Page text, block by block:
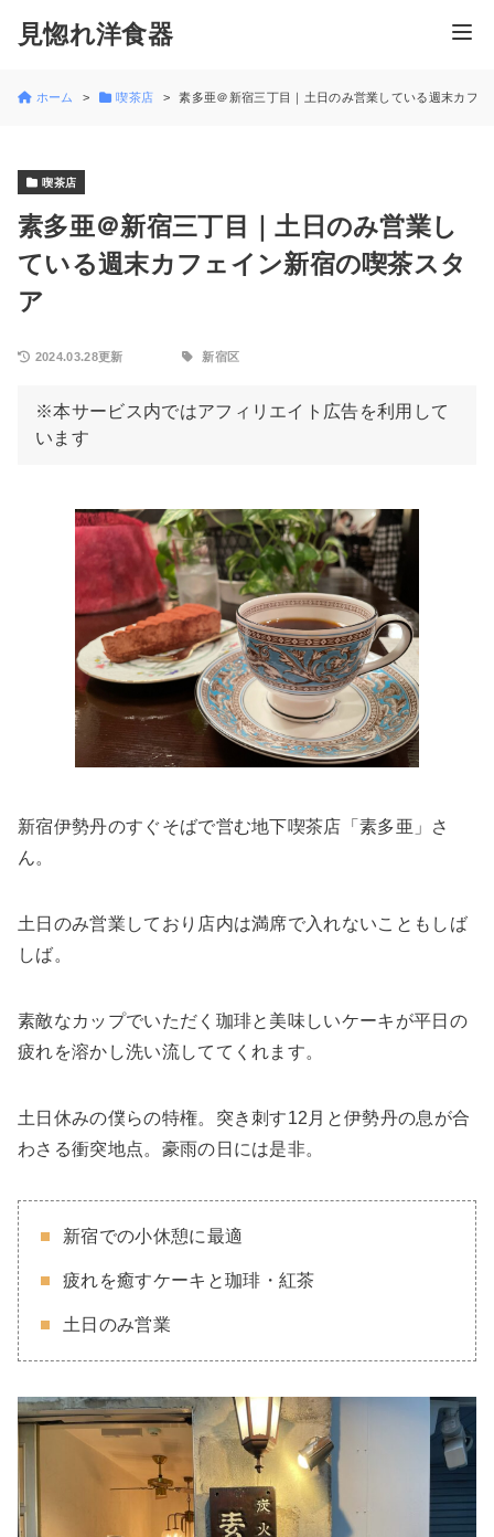
見惚れ洋食器
ホーム 喫茶店 素多亜＠新宿三丁目｜土日のみ営業している週末カフ
喫茶店
素多亜＠新宿三丁目｜土日のみ営業し
ている週末カフェイン新宿の喫茶スタ
ア
2024.03.28更新 新宿区
※本サービス内ではアフィリエイト広告を利用して
います
新宿伊勢丹のすぐそばで営む地下喫茶店「素多亜」さ
ん。
土日のみ営業しており店内は満席で入れないこともしば
しば。
素敵なカップでいただく珈琲と美味しいケーキが平日の
疲れを溶かし洗い流しててくれます。
土日休みの僕らの特権。突き刺す12月と伊勢丹の息が合
わさる衝突地点。豪雨の日には是非。
新宿での小休憩に最適
疲れを癒すケーキと珈琲・紅茶
土日のみ営業